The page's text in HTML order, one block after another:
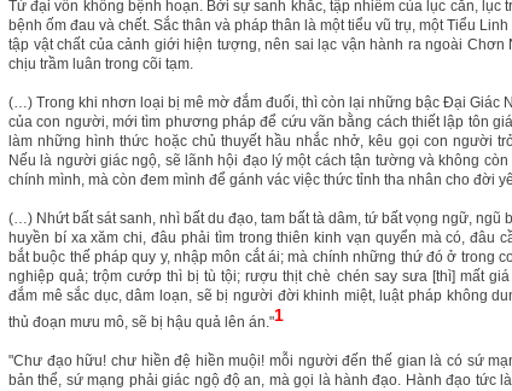
Tứ đại vốn không bệnh hoạn. Bởi sự sanh khắc, tập nhiễm của lục căn, lục
bệnh ốm đau và chết. Sắc thân và pháp thân là một tiểu vũ trụ, một Tiểu
tập vật chất của cảnh giới hiện tượng, nên sai lạc vận hành ra ngoài Chơn
chịu trầm luân trong cõi tạm.
(…) Trong khi nhơn loại bị mê mờ đắm đuối, thì còn lại những bậc Đại Giác
của con người, mới tìm phương pháp để cứu vãn bằng cách thiết lập tôn
làm những hình thức hoặc chủ thuyết hầu nhắc nhở, kêu gọi con người
Nếu là người giác ngộ, sẽ lãnh hội đạo lý một cách tận tường và không
chính mình, mà còn đem mình để gánh vác việc thức tỉnh tha nhân cho đời
(…) Nhứt bất sát sanh, nhì bất du đạo, tam bất tà dâm, tứ bất vọng ngữ, ngũ
huyền bí xa xăm chi, đâu phải tìm trong thiên kinh vạn quyển mà có, đâu
bắt buộc thế pháp quy y, nhập môn cắt ái; mà chính những thứ đó ở trong
nghiệp quả; trộm cướp thì bị tù tội; rượu thịt chè chén say sưa [thì] mất
đắm mê sắc dục, dâm loạn, sẽ bị người đời khinh miệt, luật pháp không
thủ đoạn mưu mô, sẽ bị hậu quả lên án."1
"Chư đạo hữu! chư hiền đệ hiền muội! mỗi người đến thế gian là có sứ
bản thể, sứ mạng phải giác ngộ độ an, mà gọi là hành đạo. Hành đạo tức